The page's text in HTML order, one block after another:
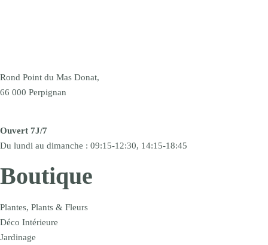
Rond Point du Mas Donat,
66 000 Perpignan
Ouvert 7J/7
Du lundi au dimanche : 09:15-12:30, 14:15-18:45
Boutique
Plantes, Plants & Fleurs
Déco Intérieure
Jardinage